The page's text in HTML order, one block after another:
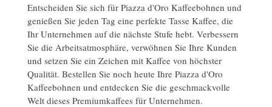
Entscheiden Sie sich für Piazza d'Oro Kaffeebohnen und
genießen Sie jeden Tag eine perfekte Tasse Kaffee, die
Ihr Unternehmen auf die nächste Stufe hebt. Verbessern
Sie die Arbeitsatmosphäre, verwöhnen Sie Ihre Kunden
und setzen Sie ein Zeichen mit Kaffee von höchster
Qualität. Bestellen Sie noch heute Ihre Piazza d'Oro
Kaffeebohnen und entdecken Sie die geschmackvolle
Welt dieses Premiumkaffees für Unternehmen.